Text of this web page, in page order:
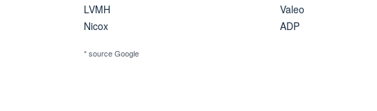
LVMH
Nicox
Valeo
ADP
* source Google